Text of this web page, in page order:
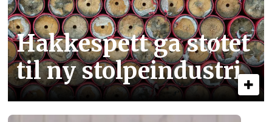
Hakkespett ga støtet
til ny stolpe­industri